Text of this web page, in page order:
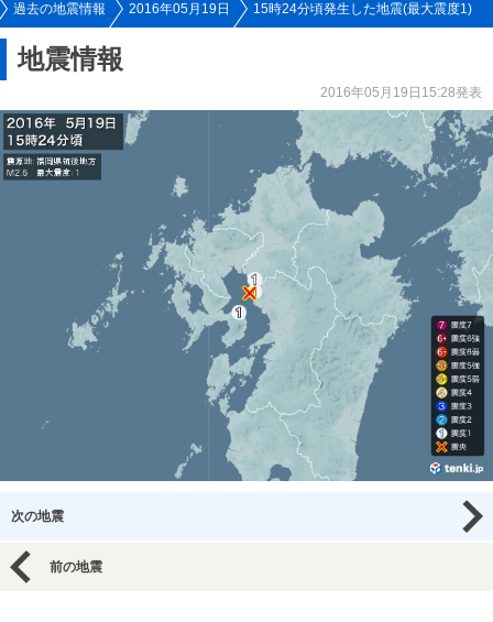
過去の地震情報 2016年05月19日 15時24分頃発生した地震(最大震度1)
地震情報
2016年05月19日15:28発表
次の地震
前の地震